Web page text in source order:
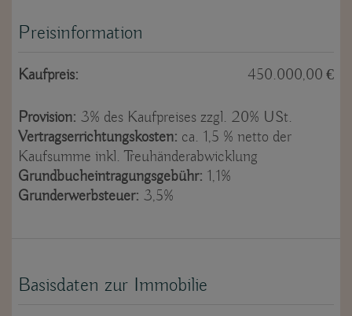
Preisinformation
Kaufpreis: 450.000,00 €
Provision: 3% des Kaufpreises zzgl. 20% USt.
Vertragserrichtungskosten: ca. 1,5 % netto der
Kaufsumme inkl. Treuhänderabwicklung
Grundbucheintragungsgebühr: 1,1%
Grunderwerbsteuer: 3,5%
Basisdaten zur Immobilie